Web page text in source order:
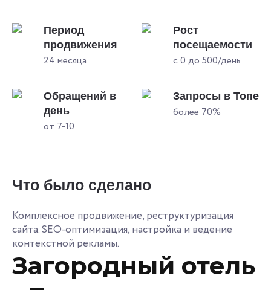
Период
продвижения
24 месяца
Рост
посещаемости
с 0 до 500/день
Обращений в
день
от 7-10
Запросы в Топе
более 70%
Что было сделано
Комплексное продвижение, реструктуризация
сайта. SEO-оптимизация, настройка и ведение
контекстной рекламы.
Загородный отель